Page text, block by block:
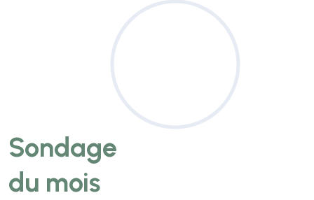
Sondage
du mois